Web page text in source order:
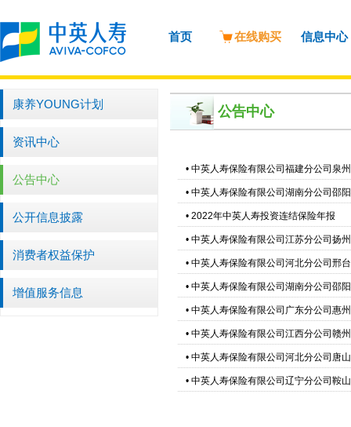
首页 在线购买 信息中心
康养YOUNG计划
资讯中心
公告中心
公开信息披露
消费者权益保护
增值服务信息
公告中心
• 中英人寿保险有限公司福建分公司泉
• 中英人寿保险有限公司湖南分公司邵
• 2022年中英人寿投资连结保险年报
• 中英人寿保险有限公司江苏分公司扬
• 中英人寿保险有限公司河北分公司邢
• 中英人寿保险有限公司湖南分公司邵
• 中英人寿保险有限公司广东分公司惠
• 中英人寿保险有限公司江西分公司赣
• 中英人寿保险有限公司河北分公司唐
• 中英人寿保险有限公司辽宁分公司鞍